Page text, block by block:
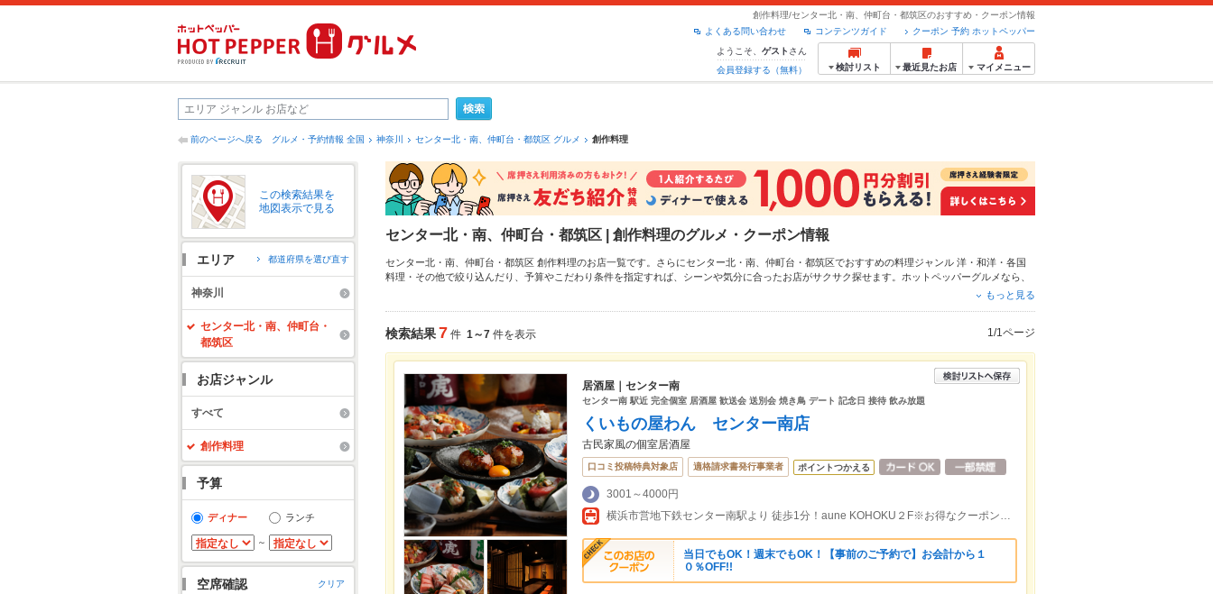
創作料理/センター北・南、仲町台・都筑区のおすすめ・クーポン情報
クーポン 予約 ホットペッパー
コンテンツガイド
よくある問い合わせ
ようこそ、 ゲスト さん
会員登録する（無料）
検討リスト 最近見たお店 マイメニュー
前のページへ戻る グルメ・予約情報 全国 神奈川 センター北・南、仲町台・都筑区 グルメ 創作料理
この検索結果を
地図表示で見る
エリア 都道府県を選び直す
神奈川
センター北・南、仲町台・
都筑区
お店ジャンル
すべて
創作料理
予算
ディナー ランチ
～
空席確認 クリア
センター北・南、仲町台・都筑区 | 創作料理のグルメ・クーポン情報
センター北・南、仲町台・都筑区 創作料理のお店一覧です。さらにセンター北・南、仲町台・都筑区でおすすめの料理ジャンル 洋・和洋・各国
料理・その他で絞り込んだり、予算やこだわり条件を指定すれば、シーンや気分に合ったお店がサクサク探せます。ホットペッパーグルメなら、
お得なクーポンはもちろん、こだわりメニューや季節のおすすめ料理など、お店の最新情報をご紹介しているので安心！24時間使える簡単便利な
もっと見る
検索結果7 件 1～7 件を表示 1/1ページ
居酒屋｜センター南
センター南 駅近 完全個室 居酒屋 歓送会 送別会 焼き鳥 デート 記念日 接待 飲み放題
くいもの屋わん センター南店
古民家風の個室居酒屋
口コミ投稿特典対象店 適格請求書発行事業者 ポイントつかえる
3001～4000円
横浜市営地下鉄センター南駅より 徒歩1分！aune KOHOKU２F※お得なクーポン掲載中！
当日でもOK！週末でもOK！【事前のご予約で】お会計から１
０％OFF!!